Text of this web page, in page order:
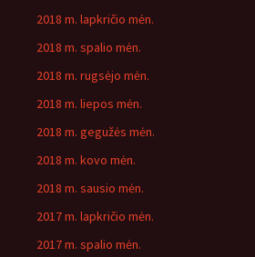
2018 m. lapkričio mėn.
2018 m. spalio mėn.
2018 m. rugsėjo mėn.
2018 m. liepos mėn.
2018 m. gegužės mėn.
2018 m. kovo mėn.
2018 m. sausio mėn.
2017 m. lapkričio mėn.
2017 m. spalio mėn.